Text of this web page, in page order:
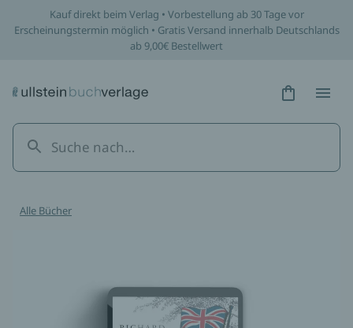
Kauf direkt beim Verlag • Vorbestellung ab 30 Tage vor
Erscheinungstermin möglich • Gratis Versand innerhalb Deutschlands
ab 9,00€ Bestellwert
Hidden
Alle Bücher